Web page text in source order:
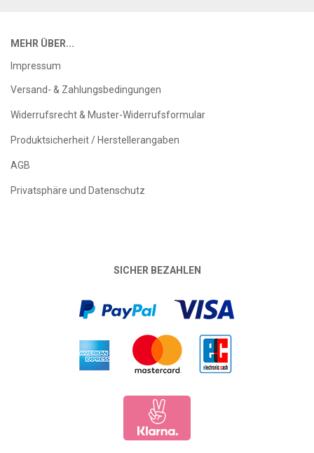
MEHR ÜBER...
Impressum
Versand- & Zahlungsbedingungen
Widerrufsrecht & Muster-Widerrufsformular
Produktsicherheit / Herstellerangaben
AGB
Privatsphäre und Datenschutz
SICHER BEZAHLEN